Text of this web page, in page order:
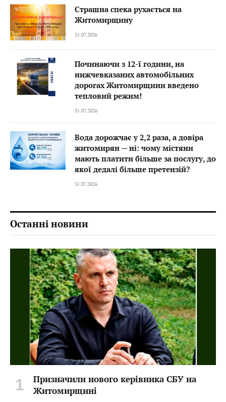
Страшна спека рухається на
Житомирщину
31.07.2026
Починаючи з 12-ї години, на
нижчевказаних автомобільних
дорогах Житомирщини введено
тепловий режим!
31.07.2026
Вода дорожчає у 2,2 раза, а довіра
житомирян — ні: чому містяни
мають платити більше за послугу, до
якої дедалі більше претензій?
31.07.2026
Останні новини
Призначили нового керівника СБУ на
Житомирщині